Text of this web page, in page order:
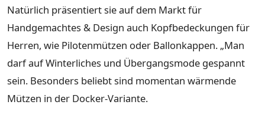
Natürlich präsentiert sie auf dem Markt für
Handgemachtes & Design auch Kopfbedeckungen für
Herren, wie Pilotenmützen oder Ballonkappen. „Man
darf auf Winterliches und Übergangsmode gespannt
sein. Besonders beliebt sind momentan wärmende
Mützen in der Docker-Variante.